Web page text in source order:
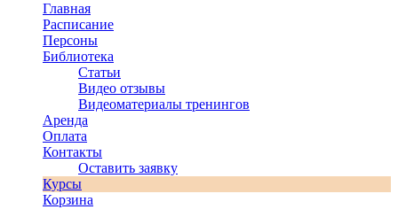
Главная
Расписание
Персоны
Библиотека
Статьи
Видео отзывы
Видеоматериалы тренингов
Аренда
Оплата
Контакты
Оставить заявку
Курсы
Корзина